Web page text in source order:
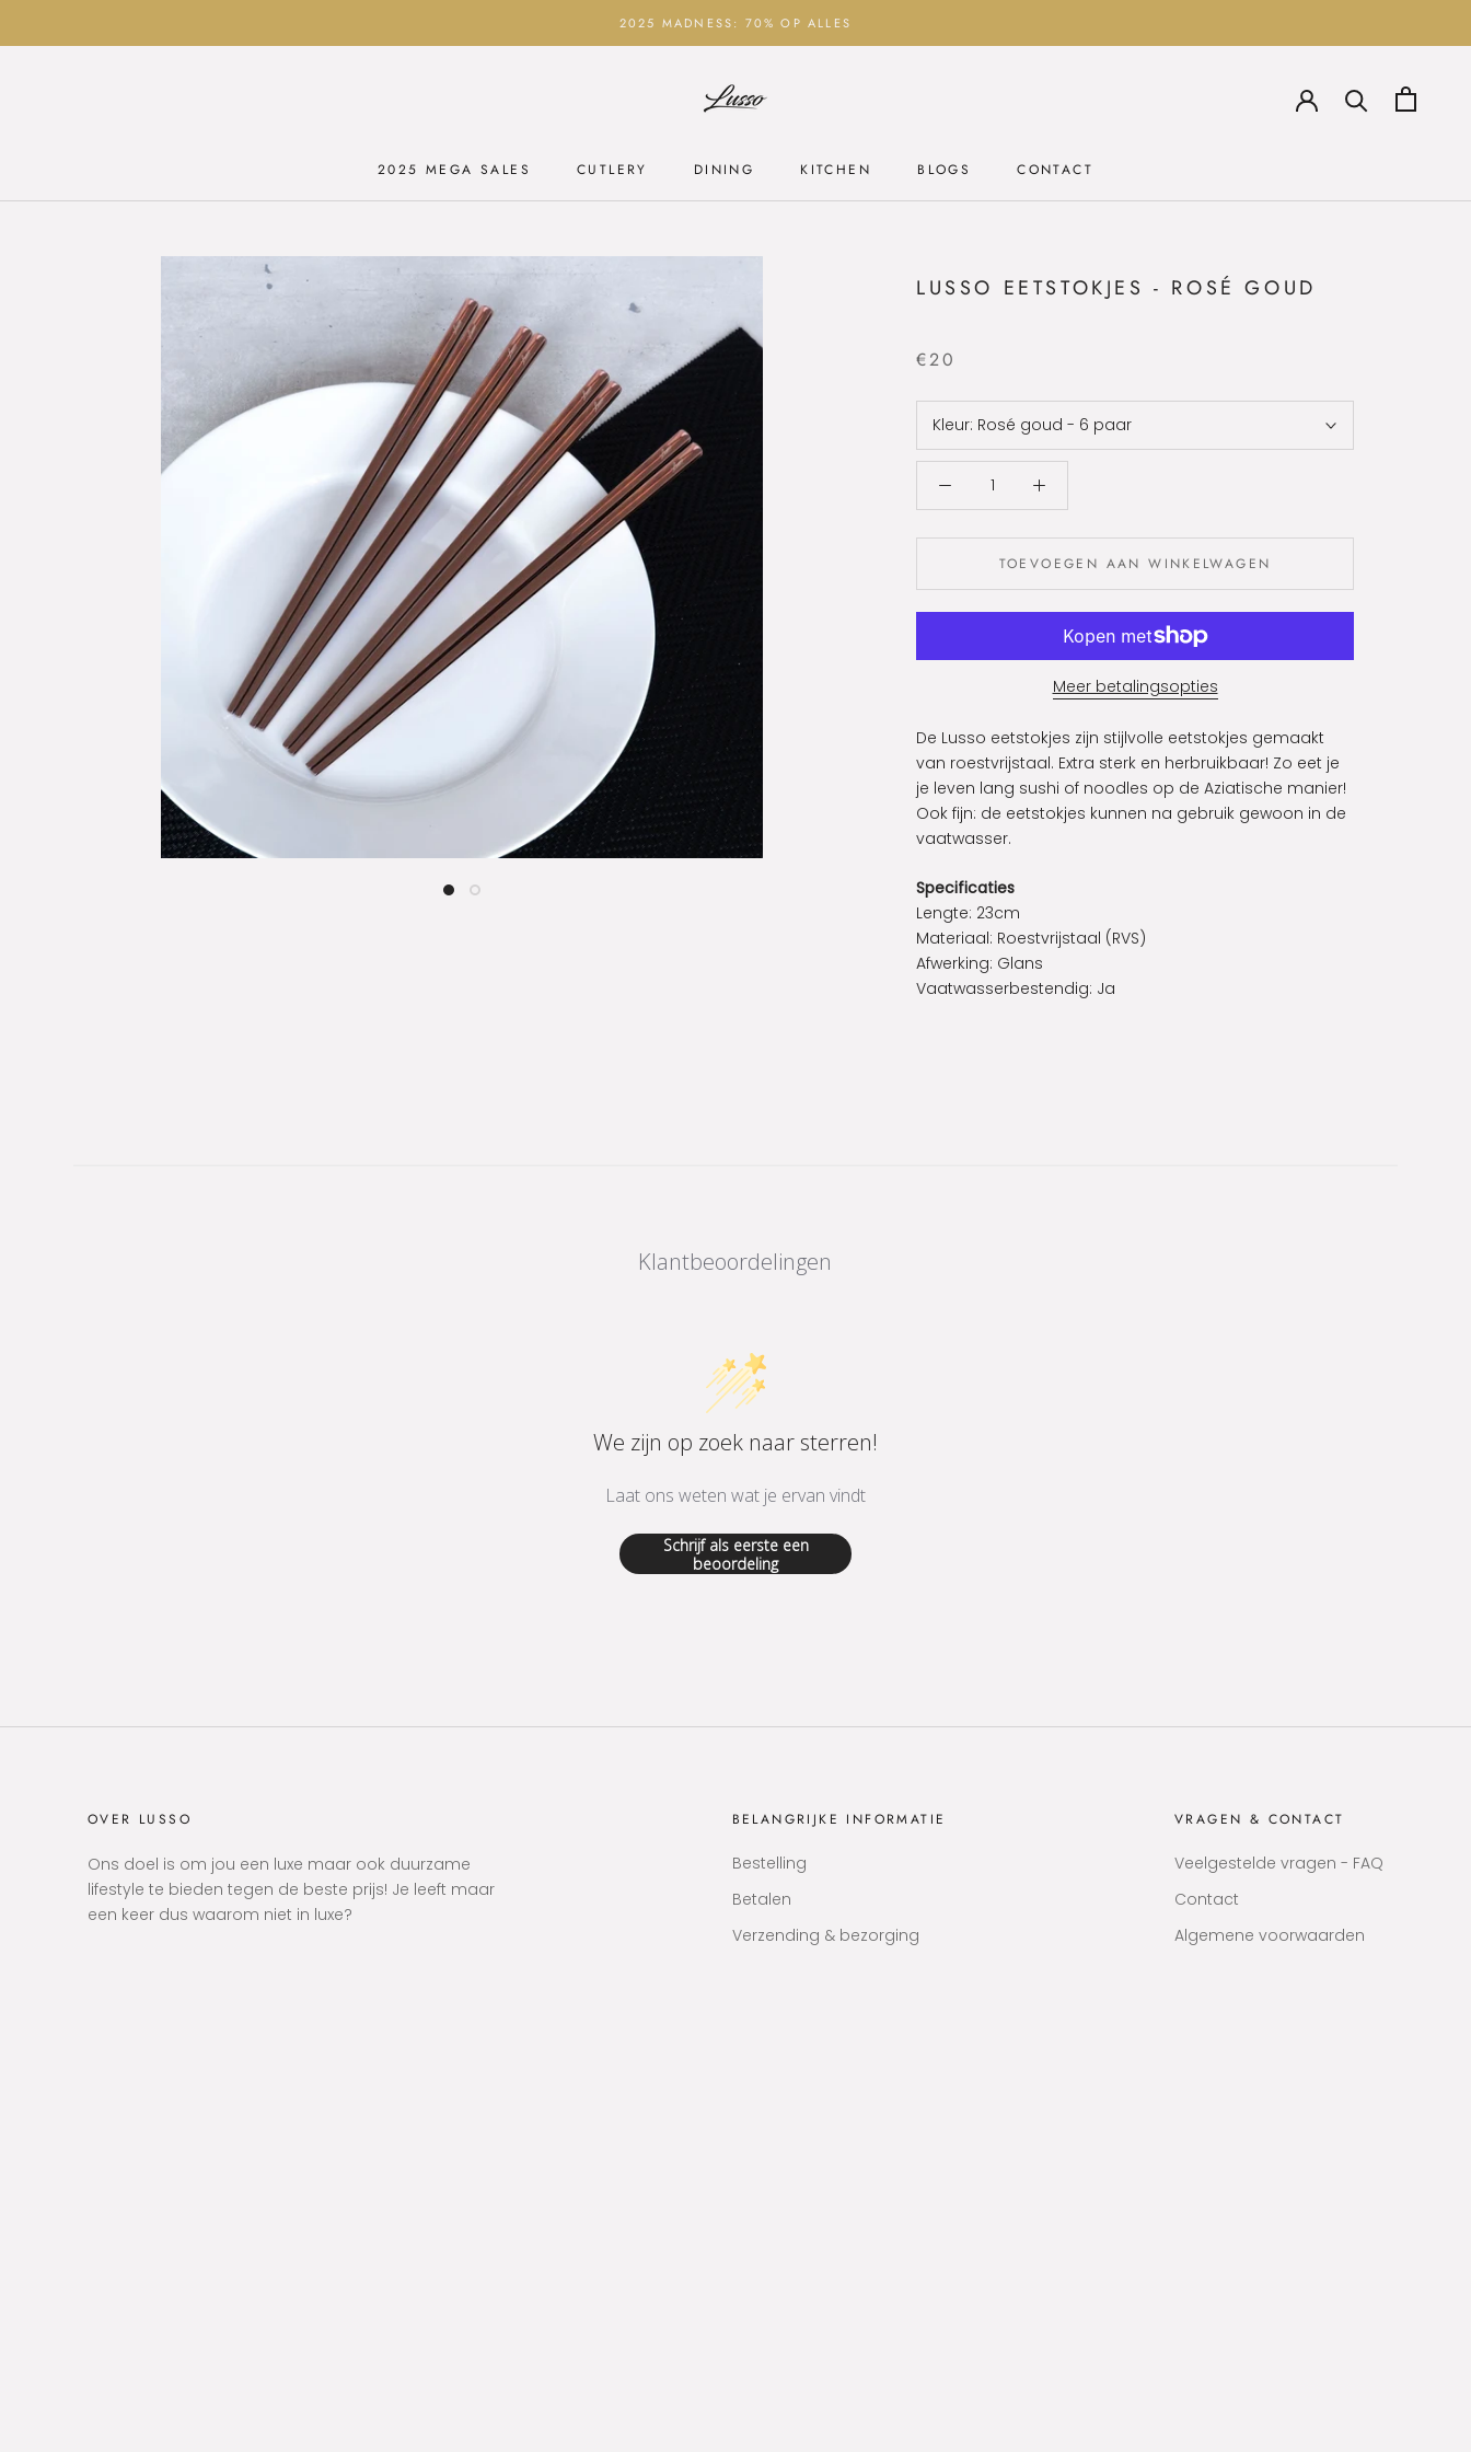
2025 MADNESS: 70% OP ALLES
2025 MEGA SALES
CUTLERY
DINING
KITCHEN
BLOGS
CONTACT
LUSSO EETSTOKJES - ROSÉ GOUD
€20
Kleur: Rosé goud - 6 paar
TOEVOEGEN AAN WINKELWAGEN
Meer betalingsopties
De Lusso eetstokjes zijn stijlvolle eetstokjes gemaakt
van roestvrijstaal. Extra sterk en herbruikbaar! Zo eet je
je leven lang sushi of noodles op de Aziatische manier!
Ook fijn: de eetstokjes kunnen na gebruik gewoon in de
vaatwasser.
Specificaties
Lengte: 23cm
Materiaal: Roestvrijstaal (RVS)
Afwerking: Glans
Vaatwasserbestendig: Ja
Klantbeoordelingen
We zijn op zoek naar sterren!
Laat ons weten wat je ervan vindt
Schrijf als eerste een
beoordeling
OVER LUSSO
Ons doel is om jou een luxe maar ook duurzame
lifestyle te bieden tegen de beste prijs! Je leeft maar
een keer dus waarom niet in luxe?
BELANGRIJKE INFORMATIE
Bestelling
Betalen
Verzending & bezorging
VRAGEN & CONTACT
Veelgestelde vragen - FAQ
Contact
Algemene voorwaarden